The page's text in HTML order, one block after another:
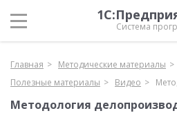
Система
Главная Методические материалы
Полезные материалы
Видео
Методология